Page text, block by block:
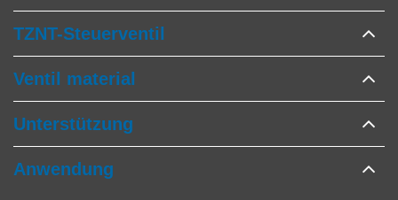
TZNT-Steuerventil
Ventil material
Unterstützung
Anwendung